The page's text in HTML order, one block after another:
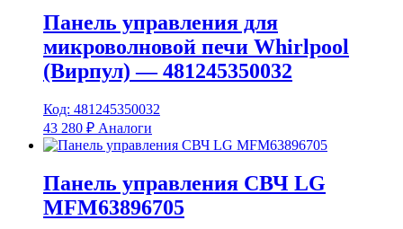
Панель управления для
микроволновой печи Whirlpool
(Вирпул) — 481245350032
Код: 481245350032
43 280 ₽ Аналоги
Панель управления СВЧ LG
MFM63896705